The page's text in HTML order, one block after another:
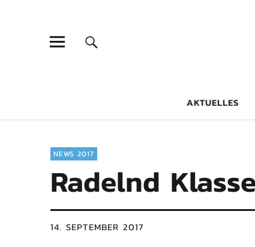
Goethe-
AKTUELLES
NEWS 2017
Radelnd
14. SEPTEMBER 2017